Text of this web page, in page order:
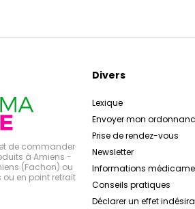
de commander
à Amiens -
(Fachon) ou
ou en point retrait
Divers
Lexique
Envoyer mon
Prise de rendez-vous
Newsletter
Informations
Conseils pratiques
Déclarer un effet